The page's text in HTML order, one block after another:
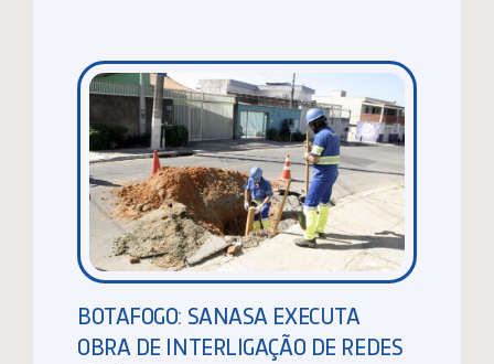
BOTAFOGO: SANASA EXECUTA
OBRA DE INTERLIGAÇÃO DE REDES